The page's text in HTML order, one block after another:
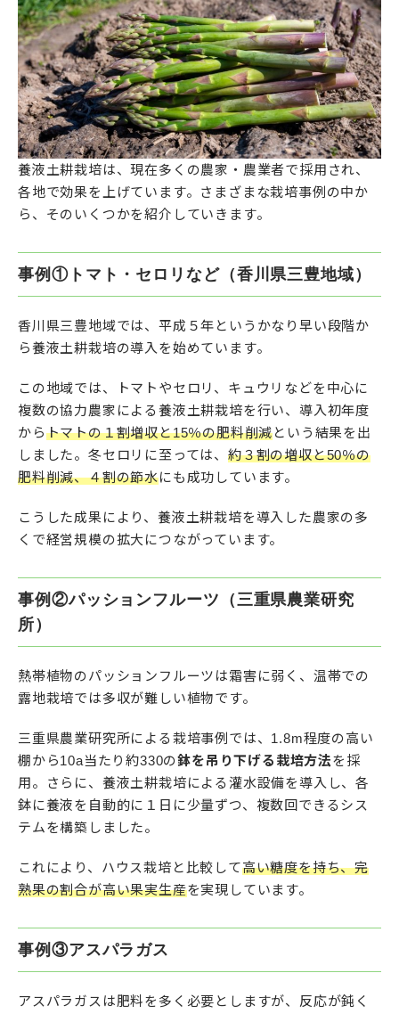
養液土耕栽培は、現在多くの農家・農業者で採用され、
各地で効果を上げています。さまざまな栽培事例の中か
ら、そのいくつかを紹介していきます。
事例①トマト・セロリなど（香川県三豊地域）
香川県三豊地域では、平成５年というかなり早い段階か
ら養液土耕栽培の導入を始めています。
この地域では、トマトやセロリ、キュウリなどを中心に
複数の協力農家による養液土耕栽培を行い、導入初年度
からトマトの１割増収と15％の肥料削減という結果を出
しました。冬セロリに至っては、 約３割の増収と50％の
肥料削減、４割の節水にも成功しています。
こうした成果により、養液土耕栽培を導入した農家の多
くで経営規模の拡大につながっています。
事例②パッションフルーツ（三重県農業研究
所）
熱帯植物のパッションフルーツは霜害に弱く、温帯での
露地栽培では多収が難しい植物です。
三重県農業研究所による栽培事例では、1.8m程度の高い
棚から10a当たり約330の鉢を吊り下げる栽培方法を採
用。さらに、養液土耕栽培による灌水設備を導入し、各
鉢に養液を自動的に１日に少量ずつ、複数回できるシス
テムを構築しました。
これにより、ハウス栽培と比較して高い糖度を持ち、完
熟果の割合が高い果実生産を実現しています。
事例③アスパラガス
アスパラガスは肥料を多く必要としますが、反応が鈍く